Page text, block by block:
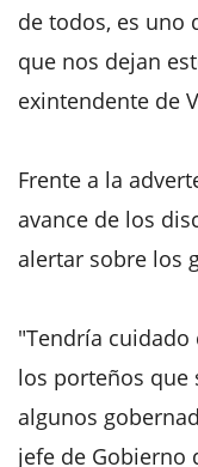
de todos, es uno
que nos dejan
exintendente de
Frente a la
avance de los
alertar sobre los
"Tendría
los porteños que
algunos
jefe de Gobierno